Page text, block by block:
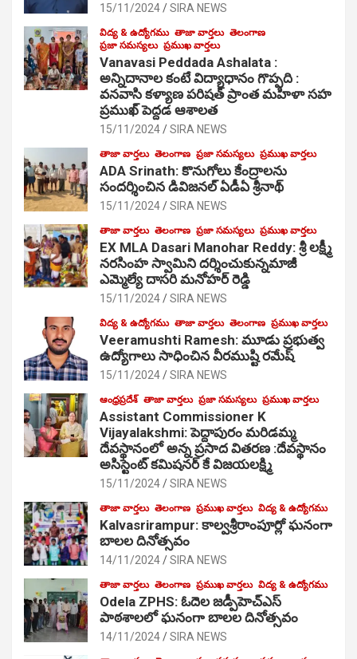
15/11/2024 SIRA NEWS
విద్య & ఉద్యోగము తాజా వార్తలు తెలంగాణ
ప్రజా సమస్యలు ప్రముఖ వార్తలు
Vanavasi Peddada Ashalata :
అన్నిదానాల కంటే విద్యాధానం గొప్పది :
వనవాసి కళ్యాణ పరిషత్ ప్రాంత మహిళా సహ
ప్రముఖ్ పెద్దడ ఆశాలత
15/11/2024 SIRA NEWS
తాజా వార్తలు తెలంగాణ ప్రజా సమస్యలు ప్రముఖ వార్తలు
ADA Srinath: కొనుగోలు కేంద్రాల‌ను
సంద‌ర్శించిన డివిజనల్ ఏడీఏ శ్రీనాథ్
15/11/2024 SIRA NEWS
తాజా వార్తలు తెలంగాణ ప్రజా సమస్యలు ప్రముఖ వార్తలు
EX MLA Dasari Manohar Reddy: శ్రీ లక్ష్మీ
నరసింహ స్వామిని దర్శించుకున్నమాజీ
ఎమ్మెల్యే దాసరి మనోహర్ రెడ్డి
15/11/2024 SIRA NEWS
విద్య & ఉద్యోగము తాజా వార్తలు తెలంగాణ ప్రముఖ వార్తలు
Veeramushti Ramesh: మూడు ప్రభుత్వ
ఉద్యోగాలు సాధించిన వీరముష్టి రమేష్
15/11/2024 SIRA NEWS
ఆంధ్రప్రదేశ్ తాజా వార్తలు ప్రజా సమస్యలు ప్రముఖ వార్తలు
Assistant Commissioner K
Vijayalakshmi: పెద్దాపురం మరిడమ్మ
దేవస్థానంలో అన్న ప్రసాద వితరణ :దేవస్థానం
అసిస్టెంట్ కమిషనర్ కే విజయలక్ష్మి
15/11/2024 SIRA NEWS
తాజా వార్తలు తెలంగాణ ప్రముఖ వార్తలు విద్య & ఉద్యోగము
Kalvasrirampur: కాల్వశ్రీరాంపూర్లో ఘనంగా
బాలల దినోత్సవం
14/11/2024 SIRA NEWS
తాజా వార్తలు తెలంగాణ ప్రముఖ వార్తలు విద్య & ఉద్యోగము
Odela ZPHS: ఓదెల జ‌డ్పీహెచ్ఎస్
పాఠ‌శాల‌లో ఘనంగా బాలల దినోత్సవం
14/11/2024 SIRA NEWS